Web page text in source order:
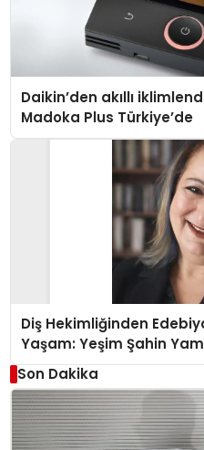
Daikin’den akıllı
Madoka Plus Türkiye’de
Diş Hekimliğinden
Yaşam: Yeşim Şahin
Son Dakika